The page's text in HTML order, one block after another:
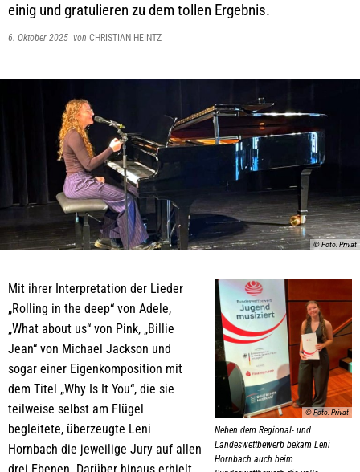
einig und gratulieren zu dem tollen Ergebnis.
6. Oktober 2025 von CHRISTIAN HEINTZ
© Foto: Privat
© Foto: Privat
Neben dem Regional- und
Landeswettbewerb bekam Leni
Hornbach auch beim
Mit ihrer Interpretation der Lieder
„Rolling in the deep“ von Adele,
„What about us“ von Pink, „Billie
Jean“ von Michael Jackson und
sogar einer Eigenkomposition mit
dem Titel „Why Is It You“, die sie
teilweise selbst am Flügel
begleitete, überzeugte Leni
Hornbach die jeweilige Jury auf allen
drei Ebenen. Darüber hinaus erhielt